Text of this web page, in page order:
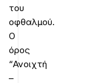
του
οφθαλμού.
Ο
όρος
“Ανοιχτή
–